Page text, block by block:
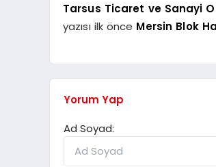
Tarsus Ticaret ve Sanayi
yazısı ilk önce Mersin Blok
Yorum Yap
Ad Soyad: